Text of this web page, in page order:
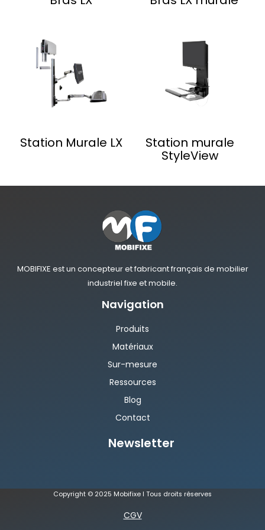
Station Murale LX Station murale
StyleView
MOBIFIXE est un concepteur et fabricant français de mobilier
industriel fixe et mobile.
Navigation
Produits
Matériaux
Sur-mesure
Ressources
Blog
Contact
Newsletter
Copyright © 2025 Mobifixe I Tous droits réserves
CGV